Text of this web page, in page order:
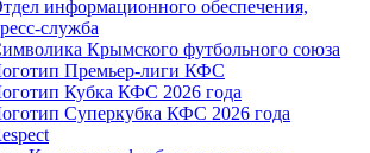
информационного обеспечения,
служба
Крымского футбольного союза
Премьер-лиги КФС
Кубка КФС 2026 года
Суперкубка КФС 2026 года